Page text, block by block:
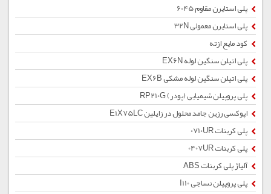
پلی استایرن مقاوم 6045
پلی استایرن معمولی 32N
کود مایع ازته
پلی اتیلن سنگین لوله EX6N
پلی اتیلن سنگین لوله مشکی EX6B
پلی پروپیلن شیمیایی (پودر) RP210G
اپوکسی رزین جامد محلول در زایلین E1X75LC
پلی کربنات 0710UR
پلی کربنات 0407UR
آلیاژ پلی کربنات ABS
پلی پروپیلن نساجی I110